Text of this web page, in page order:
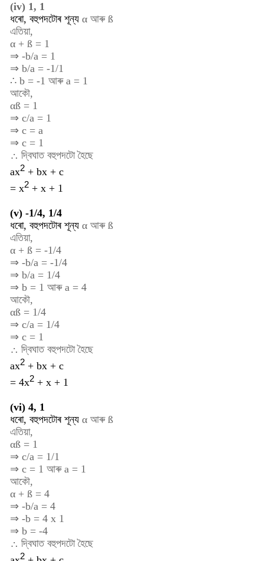
(iv) 1, 1
ধৰো, বহুপদটোৰ শূন্য α আৰু ß
এতিয়া,
α + ß = 1
⇒ -b/a = 1
⇒ b/a = -1/1
∴ b = -1 আৰু a = 1
আকৌ,
αß = 1
⇒ c/a = 1
⇒ c = a
⇒ c = 1
∴ দ্বিঘাত বহুপদটো হৈছে
ax2 + bx + c
= x2 + x + 1
(v) -1/4, 1/4
ধৰো, বহুপদটোৰ শূন্য α আৰু ß
এতিয়া,
α + ß = -1/4
⇒ -b/a = -1/4
⇒ b/a = 1/4
⇒ b = 1 আৰু a = 4
আকৌ,
αß = 1/4
⇒ c/a = 1/4
⇒ c = 1
∴ দ্বিঘাত বহুপদটো হৈছে
ax2 + bx + c
= 4x2 + x + 1
(vi) 4, 1
ধৰো, বহুপদটোৰ শূন্য α আৰু ß
এতিয়া,
αß = 1
⇒ c/a = 1/1
⇒ c = 1 আৰু a = 1
আকৌ,
α + ß = 4
⇒ -b/a = 4
⇒ -b = 4 x 1
⇒ b = -4
∴ দ্বিঘাত বহুপদটো হৈছে
2